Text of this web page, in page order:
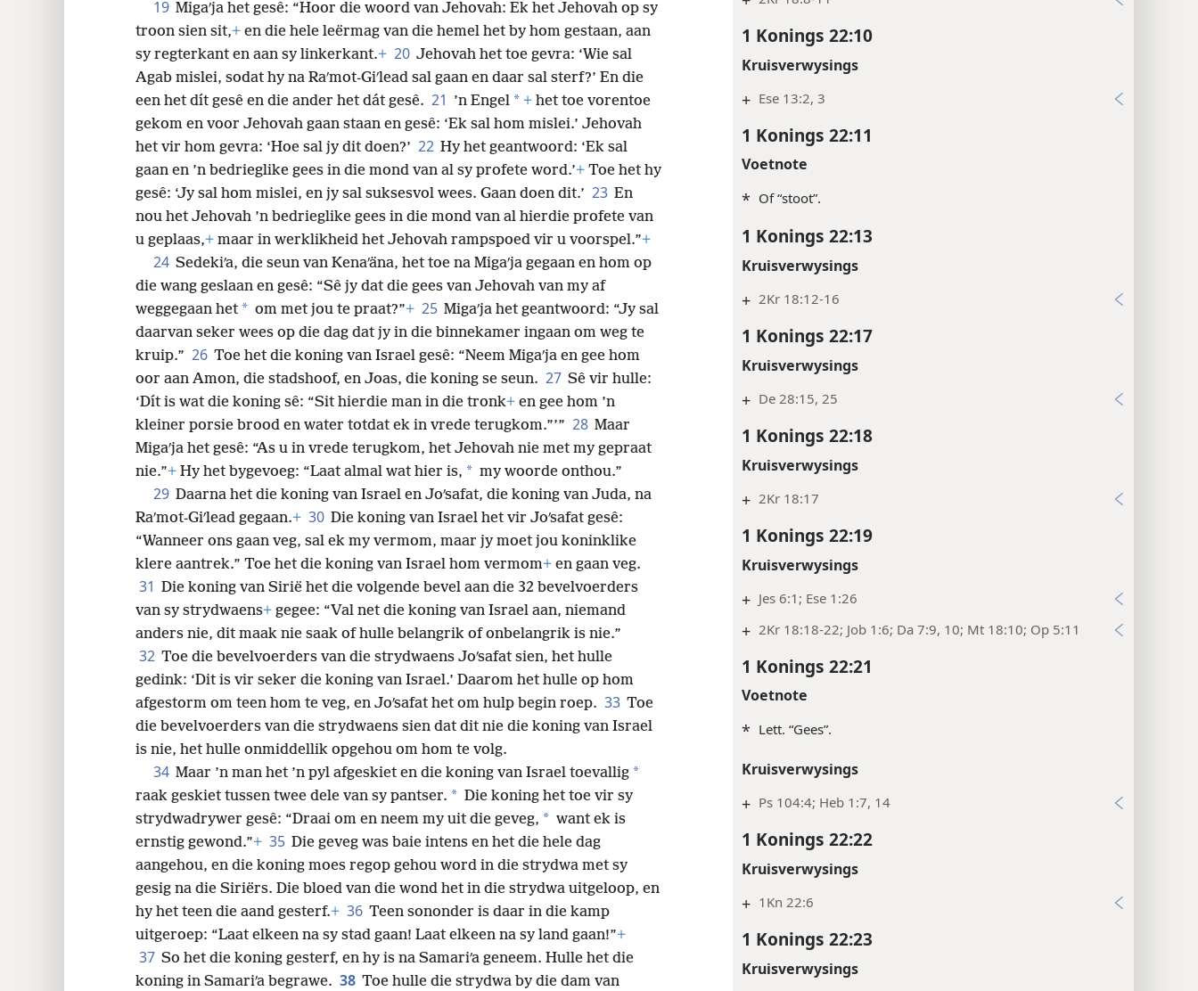
1 Konings 22:10
Kruisverwysings
+ Ese 13:2, 3
1 Konings 22:11
Voetnote
* Of “stoot”.
1 Konings 22:13
Kruisverwysings
+ 2Kr 18:12-16
1 Konings 22:17
Kruisverwysings
+ De 28:15, 25
1 Konings 22:18
Kruisverwysings
+ 2Kr 18:17
1 Konings 22:19
Kruisverwysings
+ Jes 6:1; Ese 1:26
+ 2Kr 18:18-22; Job 1:6; Da 7:9, 10; Mt 18:10; Op 5:11
1 Konings 22:21
Voetnote
* Lett. “Gees”.
Kruisverwysings
+ Ps 104:4; Heb 1:7, 14
1 Konings 22:22
Kruisverwysings
+ 1Kn 22:6
1 Konings 22:23
Kruisverwysings
19 Migaʹja het gesê: “Hoor die woord van Jehovah: Ek het Jehovah op sy
troon sien sit,+ en die hele leërmag van die hemel het by hom gestaan, aan
sy regterkant en aan sy linkerkant.+ 20 Jehovah het toe gevra: ‘Wie sal
Agab mislei, sodat hy na Raʹmot-Giʹlead sal gaan en daar sal sterf?’ En die
een het dít gesê en die ander het dát gesê. 21 ’n Engel * + het toe vorentoe
gekom en voor Jehovah gaan staan en gesê: ‘Ek sal hom mislei.’ Jehovah
het vir hom gevra: ‘Hoe sal jy dit doen?’ 22 Hy het geantwoord: ‘Ek sal
gaan en ’n bedrieglike gees in die mond van al sy profete word.’+ Toe het hy
gesê: ‘Jy sal hom mislei, en jy sal suksesvol wees. Gaan doen dit.’ 23 En
nou het Jehovah ’n bedrieglike gees in die mond van al hierdie profete van
u geplaas,+ maar in werklikheid het Jehovah rampspoed vir u voorspel.”+
24 Sedekiʹa, die seun van Kenaʹäna, het toe na Migaʹja gegaan en hom op
die wang geslaan en gesê: “Sê jy dat die gees van Jehovah van my af
weggegaan het * om met jou te praat?”+ 25 Migaʹja het geantwoord: “Jy sal
daarvan seker wees op die dag dat jy in die binnekamer ingaan om weg te
kruip.” 26 Toe het die koning van Israel gesê: “Neem Migaʹja en gee hom
oor aan Amon, die stadshoof, en Joas, die koning se seun. 27 Sê vir hulle:
‘Dít is wat die koning sê: “Sit hierdie man in die tronk+ en gee hom ’n
kleiner porsie brood en water totdat ek in vrede terugkom.”’” 28 Maar
Migaʹja het gesê: “As u in vrede terugkom, het Jehovah nie met my gepraat
nie.”+ Hy het bygevoeg: “Laat almal wat hier is, * my woorde onthou.”
29 Daarna het die koning van Israel en Joʹsafat, die koning van Juda, na
Raʹmot-Giʹlead gegaan.+ 30 Die koning van Israel het vir Joʹsafat gesê:
“Wanneer ons gaan veg, sal ek my vermom, maar jy moet jou koninklike
klere aantrek.” Toe het die koning van Israel hom vermom+ en gaan veg.
31 Die koning van Sirië het die volgende bevel aan die 32 bevelvoerders
van sy strydwaens+ gegee: “Val net die koning van Israel aan, niemand
anders nie, dit maak nie saak of hulle belangrik of onbelangrik is nie.”
32 Toe die bevelvoerders van die strydwaens Joʹsafat sien, het hulle
gedink: ‘Dit is vir seker die koning van Israel.’ Daarom het hulle op hom
afgestorm om teen hom te veg, en Joʹsafat het om hulp begin roep. 33 Toe
die bevelvoerders van die strydwaens sien dat dit nie die koning van Israel
is nie, het hulle onmiddellik opgehou om hom te volg.
34 Maar ’n man het ’n pyl afgeskiet en die koning van Israel toevallig *
raak geskiet tussen twee dele van sy pantser. * Die koning het toe vir sy
strydwadrywer gesê: “Draai om en neem my uit die geveg, * want ek is
ernstig gewond.”+ 35 Die geveg was baie intens en het die hele dag
aangehou, en die koning moes regop gehou word in die strydwa met sy
gesig na die Siriërs. Die bloed van die wond het in die strydwa uitgeloop, en
hy het teen die aand gesterf.+ 36 Teen sononder is daar in die kamp
uitgeroep: “Laat elkeen na sy stad gaan! Laat elkeen na sy land gaan!”+
37 So het die koning gesterf, en hy is na Samariʹa geneem. Hulle het die
koning in Samariʹa begrawe. 38 Toe hulle die strydwa by die dam van